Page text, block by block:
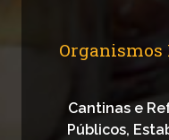
Organismos
Cantinas e
Públicos,